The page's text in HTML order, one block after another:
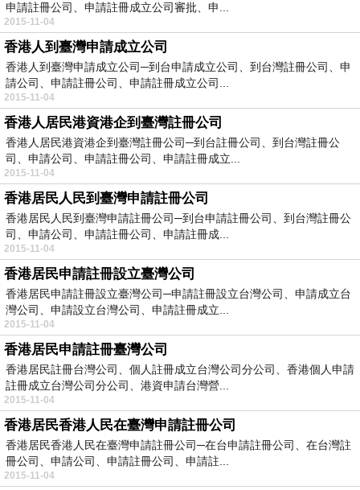
申請註冊公司、申請註冊成立公司審批、申...
2015-11-04
香港人到臺灣申請成立公司
香港人到臺灣申請成立公司─到台申請成立公司、到台灣註冊公司、申
請公司、申請註冊公司、申請註冊成立公司...
2015-11-04
香港人居民港資港企到臺灣註冊公司
香港人居民港資港企到臺灣註冊公司─到台註冊公司、到台灣註冊公
司、申請公司、申請註冊公司、申請註冊成立...
2015-11-04
香港居民人民到臺灣申請註冊公司
香港居民人民到臺灣申請註冊公司─到台申請註冊公司、到台灣註冊公
司、申請公司、申請註冊公司、申請註冊成...
2015-11-04
香港居民申請註冊設立臺灣公司
香港居民申請註冊設立臺灣公司─申請註冊設立台灣公司、申請成立台
灣公司、申請設立台灣公司、申請註冊成立...
2015-11-04
香港居民申請註冊臺灣公司
香港居民註冊台灣公司、個人註冊成立台灣公司分公司、香港個人申請
註冊成立台灣公司分公司、港資申請台灣營...
2015-11-04
香港居民香港人民在臺灣申請註冊公司
香港居民香港人民在臺灣申請註冊公司─在台申請註冊公司、在台灣註
冊公司、申請公司、申請註冊公司、申請註...
2015-11-04